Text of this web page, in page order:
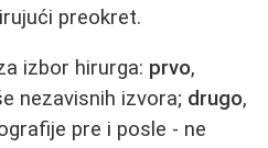
preokret.
izbor hirurga: prvo,
nezavisnih izvora; drugo,
pre i posle - ne